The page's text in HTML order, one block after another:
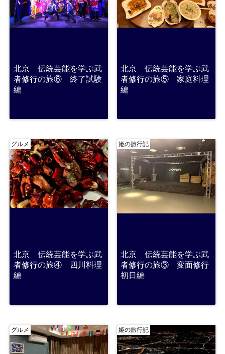
北京 伝統芸能を学ぶ武
者修行の旅⑥ 終了試験
編
北京 伝統芸能を学ぶ武
者修行の旅⑤ 家庭料理
編
グルメ
北京 伝統芸能を学ぶ武
者修行の旅④ 四川料理
編
姫の旅行記
北京 伝統芸能を学ぶ武
者修行の旅③ 変面修行
初日編
グルメ 姫の旅行記